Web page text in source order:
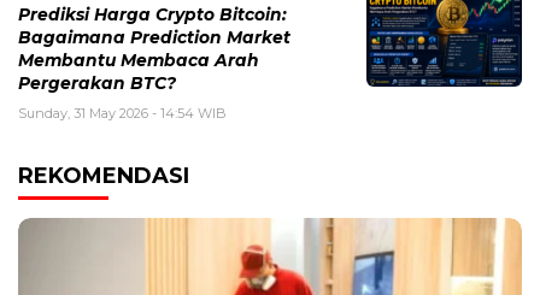
Prediksi Harga Crypto Bitcoin:
Bagaimana Prediction Market
Membantu Membaca Arah
Pergerakan BTC?
Sunday, 31 May 2026 - 14:54 WIB
REKOMENDASI